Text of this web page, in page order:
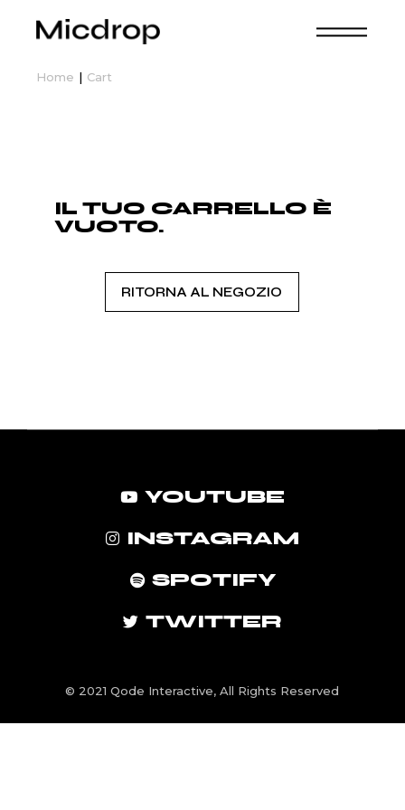
Home Cart
IL TUO CARRELLO È
VUOTO.
RITORNA AL NEGOZIO
YOUTUBE
INSTAGRAM
SPOTIFY
TWITTER
© 2021Qode Interactive, All Rights Reserved